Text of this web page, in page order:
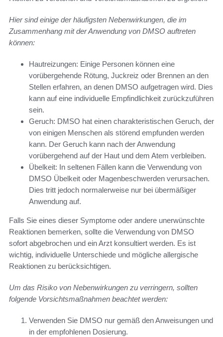
Hier sind einige der häufigsten Nebenwirkungen, die im
Zusammenhang mit der Anwendung von DMSO auftreten
können:
Hautreizungen: Einige Personen können eine
vorübergehende Rötung, Juckreiz oder Brennen an den
Stellen erfahren, an denen DMSO aufgetragen wird. Dies
kann auf eine individuelle Empfindlichkeit zurückzuführen
sein.
Geruch: DMSO hat einen charakteristischen Geruch, der
von einigen Menschen als störend empfunden werden
kann. Der Geruch kann nach der Anwendung
vorübergehend auf der Haut und dem Atem verbleiben.
Übelkeit: In seltenen Fällen kann die Verwendung von
DMSO Übelkeit oder Magenbeschwerden verursachen.
Dies tritt jedoch normalerweise nur bei übermäßiger
Anwendung auf.
Falls Sie eines dieser Symptome oder andere unerwünschte
Reaktionen bemerken, sollte die Verwendung von DMSO
sofort abgebrochen und ein Arzt konsultiert werden. Es ist
wichtig, individuelle Unterschiede und mögliche allergische
Reaktionen zu berücksichtigen.
Um das Risiko von Nebenwirkungen zu verringern, sollten
folgende Vorsichtsmaßnahmen beachtet werden:
Verwenden Sie DMSO nur gemäß den Anweisungen und
in der empfohlenen Dosierung.